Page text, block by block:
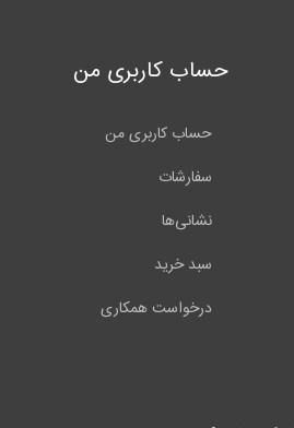
حساب کاربری من
حساب کاربری من
سفارشات
نشانی‌ها
سبد خرید
درخواست همکاری